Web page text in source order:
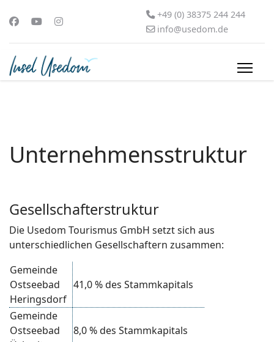
+49 (0) 38375 244 244
info@usedom.de
Unternehmensstruktur
Gesellschafterstruktur
Die Usedom Tourismus GmbH setzt sich aus
unterschiedlichen Gesellschaftern zusammen:
Gemeinde
Ostseebad
Heringsdorf
41,0 % des Stammkapitals
Gemeinde
Ostseebad
8,0 % des Stammkapitals